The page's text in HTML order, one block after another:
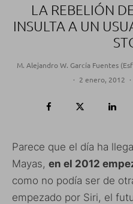
LA REBELIÓN
INSULTA A UN
M. Alejandro W. García Fuentes
· 2 enero, 2012 ·
Parece que el día ha
Mayas, en el 2012
como no podía ser de
empezado por Siri, el